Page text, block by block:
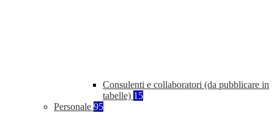
Consulenti e collaboratori (da pubblicare in
tabelle) 15
Personale 95